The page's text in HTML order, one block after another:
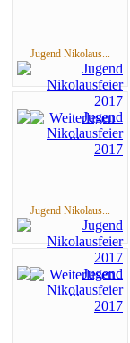
Jugend Nikolaus...
Jugend Nikolaus...